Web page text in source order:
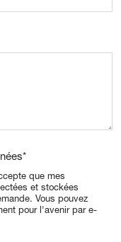
*
que mes
et stockées
Vous pouvez
pour l'avenir par e-